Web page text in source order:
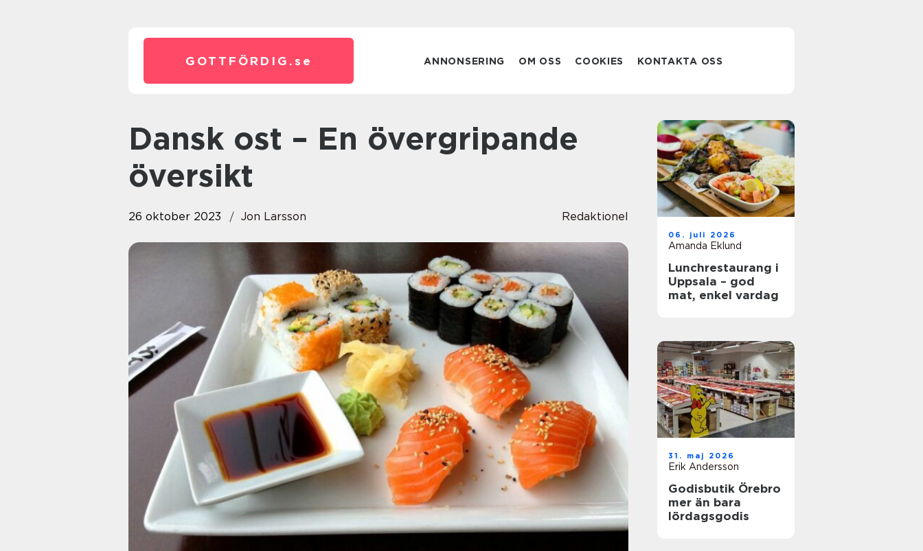
GOTTFÖRDIG. se ANNONSERING OM OSS COOKIES KONTAKTA OSS
Dansk ost – En övergripande
översikt
26 oktober 2023 Jon Larsson Redaktionel
06. juli 2026
Amanda Eklund
Lunchrestaurang i
Uppsala – god
mat, enkel vardag
31. maj 2026
Erik Andersson
Godisbutik Örebro
mer än bara
lördagsgodis